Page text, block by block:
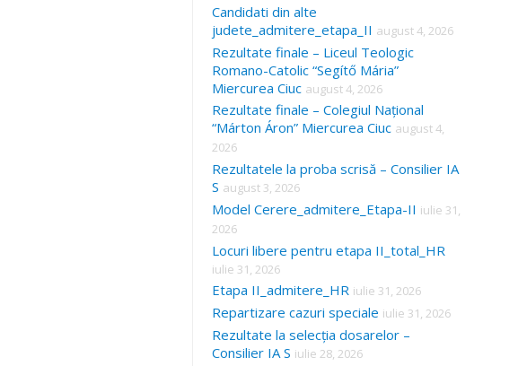
Candidati din alte
judete_admitere_etapa_II august 4, 2026
Rezultate finale – Liceul Teologic
Romano-Catolic “Segítő Mária”
Miercurea Ciuc august 4, 2026
Rezultate finale – Colegiul Național
“Márton Áron” Miercurea Ciuc august 4,
2026
Rezultatele la proba scrisă – Consilier IA
S august 3, 2026
Model Cerere_admitere_Etapa-II iulie 31,
2026
Locuri libere pentru etapa II_total_HR
iulie 31, 2026
Etapa II_admitere_HR iulie 31, 2026
Repartizare cazuri speciale iulie 31, 2026
Rezultate la selecția dosarelor –
Consilier IA S iulie 28, 2026